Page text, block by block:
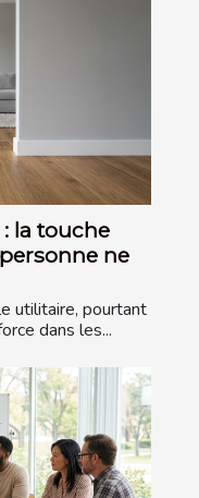
la touche
ne
utilitaire, pourtant
dans les...